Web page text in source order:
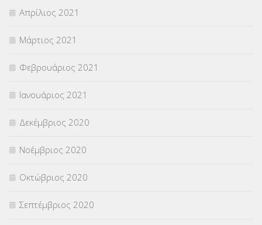
Απρίλιος 2021
Μάρτιος 2021
Φεβρουάριος 2021
Ιανουάριος 2021
Δεκέμβριος 2020
Νοέμβριος 2020
Οκτώβριος 2020
Σεπτέμβριος 2020